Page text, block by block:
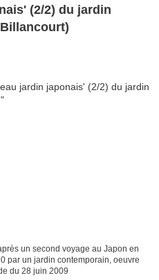
(2/2) du jardin
un second voyage au Japon en
par un jardin contemporain, oeuvre
du 28 juin 2009